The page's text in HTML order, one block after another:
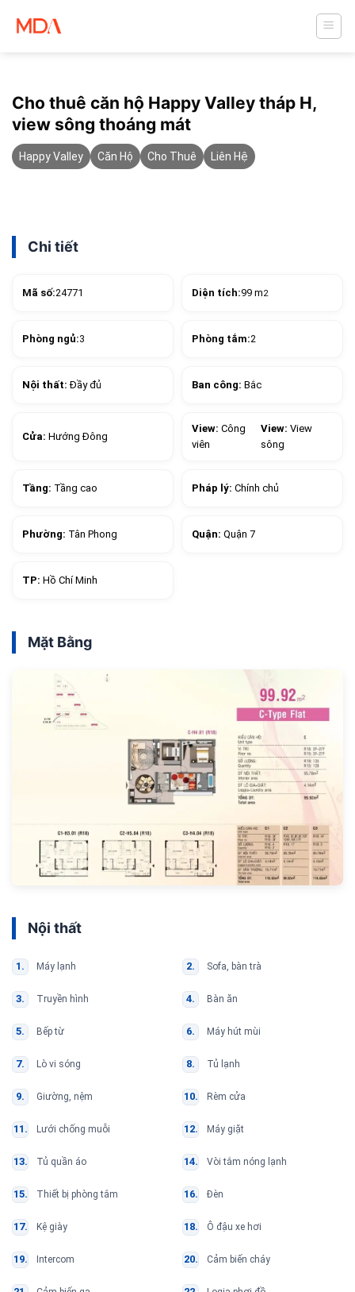
Cho thuê căn hộ Happy Valley tháp H,
view sông thoáng mát
Happy Valley Căn Hộ Cho Thuê Liên Hệ
Chi tiết
Mã số:24771 Diện tích:99 m2
Phòng ngủ:3 Phòng tắm:2
Nội thất:Đầy đủ Ban công: Bắc
Cửa: Hướng Đông
View: Công
viên
View:View
sông
Tầng: Tầng cao Pháp lý: Chính chủ
Phường: Tân Phong Quận: Quận 7
TP: Hồ Chí Minh
Mặt Bằng
Nội thất
Máy lạnh Sofa, bàn trà
Truyền hình Bàn ăn
Bếp từ Máy hút mùi
Lò vi sóng Tủ lạnh
Giường, nệm Rèm cửa
Lưới chống muỗi Máy giặt
Tủ quần áo Vòi tắm nóng lạnh
Thiết bị phòng tắm Đèn
Kệ giày Ô đậu xe hơi
Intercom Cảm biến cháy